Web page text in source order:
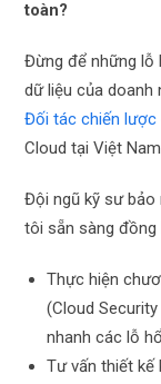
toàn?
Đừng để những lỗ
dữ liệu của doanh
Đối tác chiến lược
Cloud tại Việt
Đội ngũ kỹ sư
tôi sẵn sàng đồng
Thực hiện
(Cloud
nhanh các lỗ
Tư vấn thiết kế